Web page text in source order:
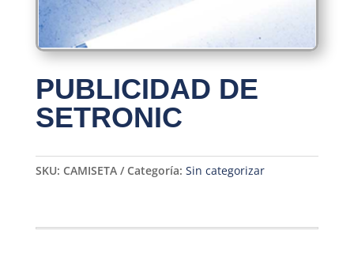
PUBLICIDAD DE
SETRONIC
SKU: CAMISETA Categoría: Sin categorizar